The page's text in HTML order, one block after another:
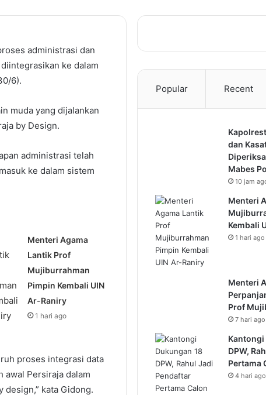
administrasi dan
ke dalam
6).
muda yang dijalankan
by Design.
administrasi telah
ke dalam sistem
Menteri Agama
Lantik Prof
Mujiburrahman
Pimpin Kembali UIN
Ar-Raniry
1 hari ago
proses integrasi data
awal Persiraja dalam
kata Gidong.
Popular Recent
dan
Mabes
10 jam
Menteri
Kembali
1 hari ago
Menteri
Prof
7 hari ago
Kantongi
DPW,
Pertama
4 hari ago